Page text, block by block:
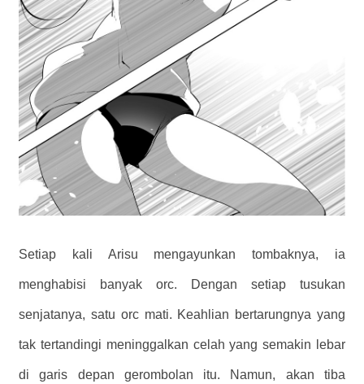
Setiap kali Arisu mengayunkan tombaknya, ia
menghabisi banyak orc. Dengan setiap tusukan
senjatanya, satu orc mati. Keahlian bertarungnya yang
tak tertandingi meninggalkan celah yang semakin lebar
di garis depan gerombolan itu. Namun, akan tiba